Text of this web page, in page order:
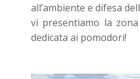
all’ambiente e difesa
vi presentiamo la
dedicata ai pomodori!